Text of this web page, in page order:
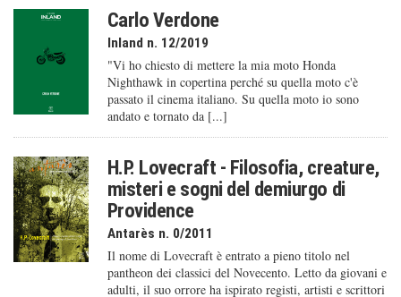
Carlo Verdone
Inland n. 12/2019
"Vi ho chiesto di mettere la mia moto Honda
Nighthawk in copertina perché su quella moto c'è
passato il cinema italiano. Su quella moto io sono
andato e tornato da [...]
H.P. Lovecraft - Filosofia, creature,
misteri e sogni del demiurgo di
Providence
Antarès n. 0/2011
Il nome di Lovecraft è entrato a pieno titolo nel
pantheon dei classici del Novecento. Letto da giovani e
adulti, il suo orrore ha ispirato registi, artisti e scrittori